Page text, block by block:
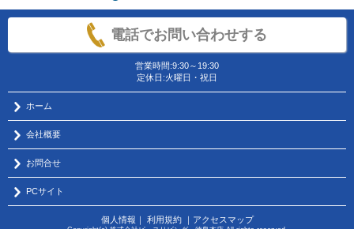
電話でお問い合わせする
営業時間:9:30～19:30
定休日:火曜日・祝日
ホーム
会社概要
お問合せ
PCサイト
個人情報 ｜ 利用規約｜ アクセスマップ